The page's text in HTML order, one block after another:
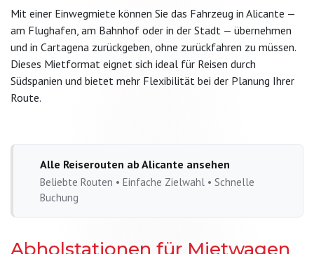
Mit einer Einwegmiete können Sie das Fahrzeug in Alicante —
am Flughafen, am Bahnhof oder in der Stadt — übernehmen
und in Cartagena zurückgeben, ohne zurückfahren zu müssen.
Dieses Mietformat eignet sich ideal für Reisen durch
Südspanien und bietet mehr Flexibilität bei der Planung Ihrer
Route.
Alle Reiserouten ab Alicante ansehen
Beliebte Routen • Einfache Zielwahl • Schnelle
Buchung
Abholstationen für Mietwagen